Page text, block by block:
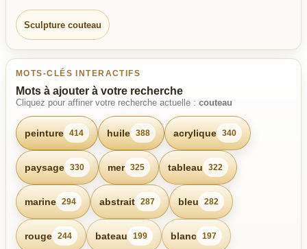
Sculpture couteau
MOTS-CLÉS INTERACTIFS
Mots à ajouter à votre recherche
Cliquez pour affiner votre recherche actuelle : couteau
peinture 414 huile 388 acrylique 340
paysage 330 mer 325 tableau 322
marine 294 abstrait 287 bleu 282
rouge 244 bateau 199 blanc 197